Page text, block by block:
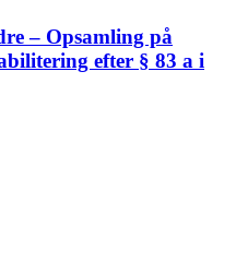
– Opsamling på
efter § 83 a i